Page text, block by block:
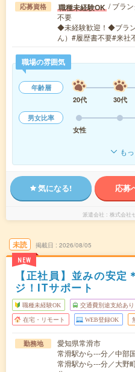
応募資格 職種未経験OK / ブラ
不要
◆未経験歓迎！◆ブラ
ん）#履歴書不要#来
職場の雰囲気
年齢層
20代
30代
男女比率
女性
も
気になる! 応募
派遣会社 株式会社
未読
NEW
掲載日 2026/08/05
【正社員】並みの安
ジ！ITサポート
職種未経験OK 交通費別途支給あり
在宅・リモート WEB登録OK
勤務地
愛知県常滑市
常滑駅から---分／中部
常滑駅から---分／大野